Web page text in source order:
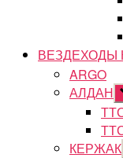
ВЕЗДЕХОДЫ
ARGO
АЛДАН
КЕРЖАК